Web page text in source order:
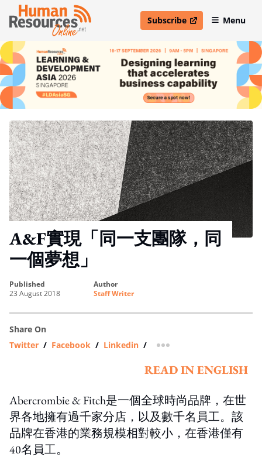
Subscribe
open in new windowMenu
A&F實現「同一支團隊，同
一個夢想」
published
23 August 2018
author
Staff Writer
Share On
Twitter / Facebook / Linkedin / more sharing option
READ IN ENGLISH
Abercrombie & Fitch是一個全球時尚品牌，在世
界各地擁有過千家分店，以及數千名員工。該
品牌在香港的業務規模相對較小，在香港僅有
40名員工。